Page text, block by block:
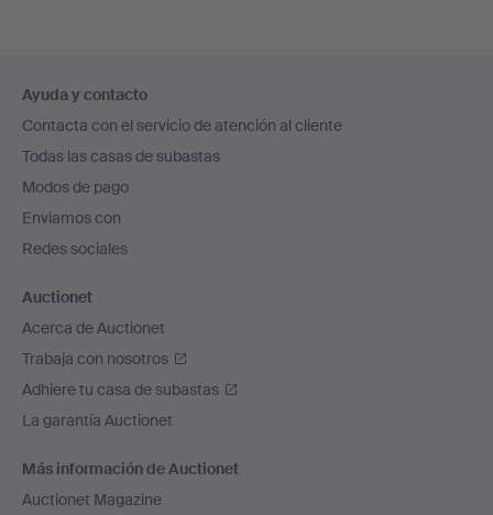
en
el
pie
de
página
Ayuda y contacto
Contacta con el servicio de atención al cliente
Todas las casas de subastas
Modos de pago
Enviamos con
Redes sociales
Auctionet
Acerca de Auctionet
Trabaja con nosotros
Adhiere tu casa de subastas
La garantía Auctionet
Más información de Auctionet
Auctionet Magazine